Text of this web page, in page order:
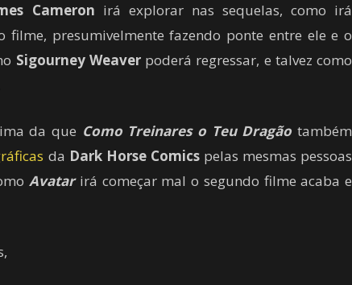
Cameron irá explorar nas sequelas, como irá
presumivelmente fazendo ponte entre ele e o
Sigourney Weaverpoderá regressar, e talvez como
da que Como Treinares o Teu Dragão também
da Dark Horse Comicspelas mesmas pessoas
Avatarirá começar mal o segundo filme acaba e